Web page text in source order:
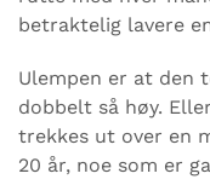
betraktelig lavere
Ulempen er at den
dobbelt så høy.
trekkes ut over en
20 år, noe som er